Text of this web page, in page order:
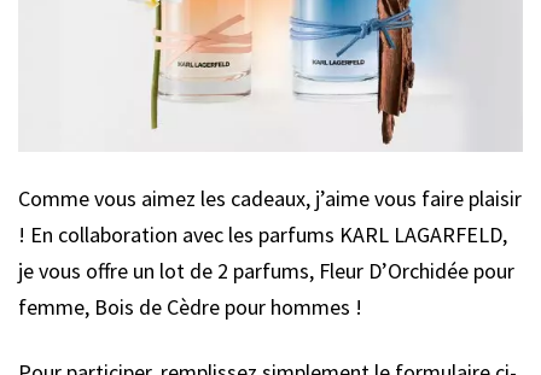
Comme vous aimez les cadeaux, j’aime vous faire plaisir
! En collaboration avec les parfums KARL LAGARFELD,
je vous offre un lot de 2 parfums, Fleur D’Orchidée pour
femme, Bois de Cèdre pour hommes !